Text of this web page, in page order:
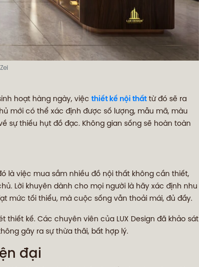
hoạt hàng ngày, việc thiết kế nội thất từ đó sẽ ra
mới có thể xác định được số lượng, mẫu mã, màu
sự thiếu hụt đồ đạc. Không gian sống sẽ hoàn toàn
là việc mua sắm nhiều đồ nội thất không cần thiết,
Lời khuyên dành cho mọi người là hãy xác định nhu
mức tối thiểu, mà cuộc sống vẫn thoải mái, đủ đầy.
kế. Các chuyên viên của LUX Design đã khảo sát
gây ra sự thừa thãi, bất hợp lý.
đại